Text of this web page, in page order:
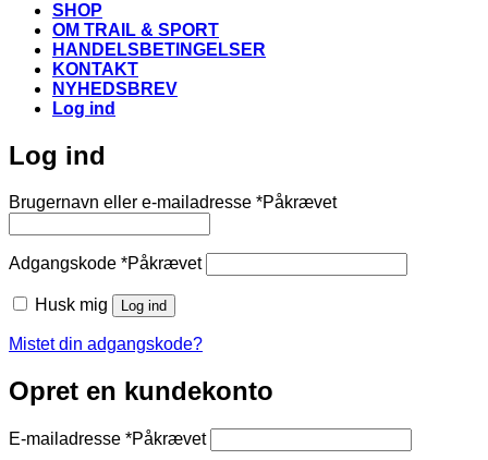
SHOP
OM TRAIL & SPORT
HANDELSBETINGELSER
KONTAKT
NYHEDSBREV
Log ind
Log ind
Brugernavn eller e-mailadresse *Påkrævet
Adgangskode *Påkrævet
Husk mig Log ind
Mistet din adgangskode?
Opret en kundekonto
E-mailadresse *Påkrævet